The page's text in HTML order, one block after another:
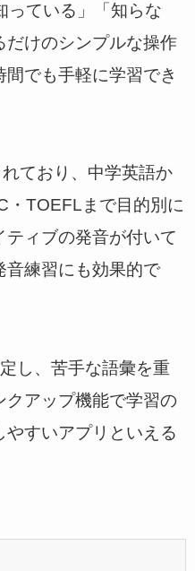
っている」「知らな
だけのシンプルな操作
でも手軽に学習でき
ており、中学英語か
・TOEFLまで目的別に
ィブの発音が付いて
音練習にも効果的で
し、苦手な語彙を重
クアップ機能で学習の
すいアプリといえる